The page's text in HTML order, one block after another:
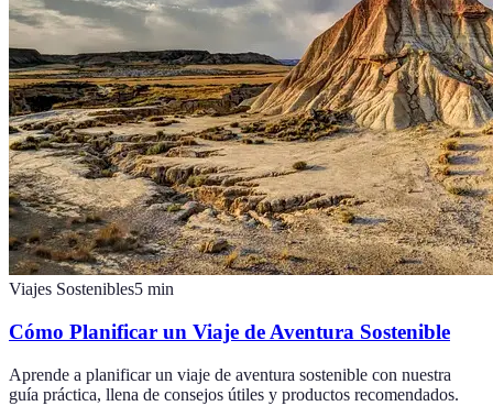
Viajes Sostenibles5 min
Cómo Planificar un Viaje de Aventura Sostenible
Aprende a planificar un viaje de aventura sostenible con nuestra
guía práctica, llena de consejos útiles y productos recomendados.